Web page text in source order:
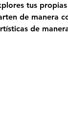
tus
de manera
de